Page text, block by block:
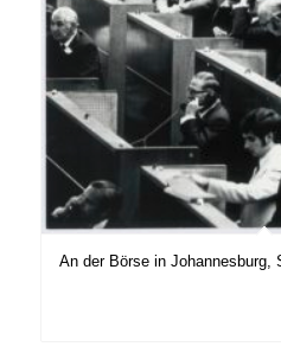
An der Börse in Johannesburg,